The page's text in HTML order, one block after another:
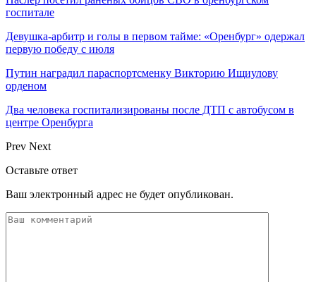
госпитале
Девушка-арбитр и голы в первом тайме: «Оренбург» одержал
первую победу с июля
Путин наградил параспортсменку Викторию Ищиулову
орденом
Два человека госпитализированы после ДТП с автобусом в
центре Оренбурга
Prev Next
Оставьте ответ
Ваш электронный адрес не будет опубликован.